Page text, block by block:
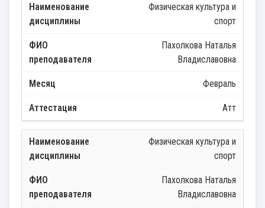
Физическая культура и
спорт
Пахолкова Наталья
Владиславовна
Февраль
Атт
Физическая культура и
спорт
Пахолкова Наталья
Владиславовна